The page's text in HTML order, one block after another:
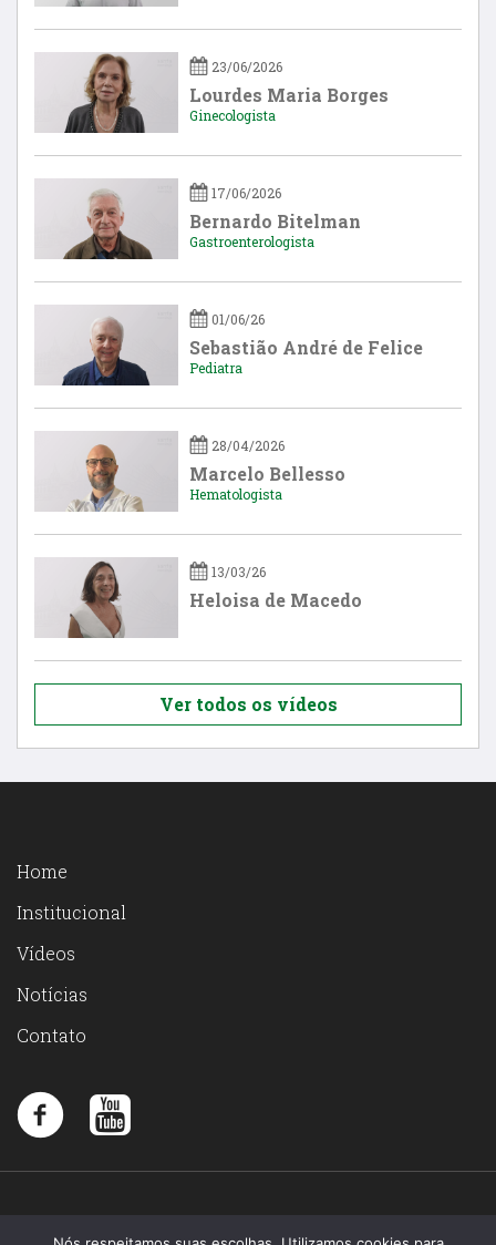
23/06/2026
Lourdes Maria Borges
Ginecologista
17/06/2026
Bernardo Bitelman
Gastroenterologista
01/06/26
Sebastião André de Felice
Pediatra
28/04/2026
Marcelo Bellesso
Hematologista
13/03/26
Heloisa de Macedo
Ver todos os vídeos
Home
Institucional
Vídeos
Notícias
Contato